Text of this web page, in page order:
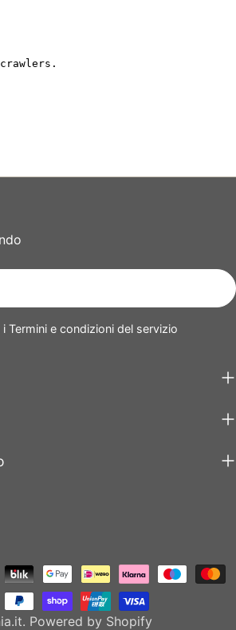
Termini e condizioni del servizio
. Powered by Shopify